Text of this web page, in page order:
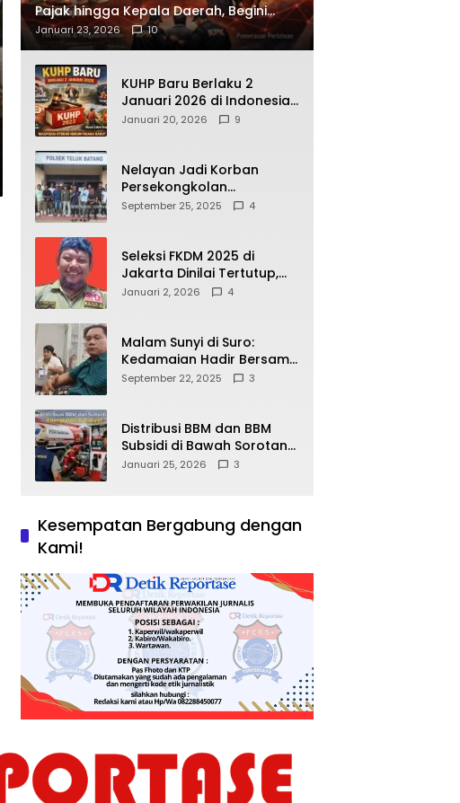
Pajak hingga Kepala Daerah, Begini
Wajah Korupsi yang Terbongkar
Januari 23, 2026 10
KUHP Baru Berlaku 2
Januari 2026 di Indonesia,
Apa Dampaknya bagi
Dipahami Publik
Januari 20, 2026 9
Nelayan Jadi Korban
Persekongkolan
Penyelewengan BBM
September 25, 2025 4
Seleksi FKDM 2025 di
Jakarta Dinilai Tertutup,
Transparansi
Januari 2, 2026 4
Malam Sunyi di Suro:
Kedamaian Hadir Bersama
Secangkir Kopi Hangat
September 22, 2025 3
Distribusi BBM dan BBM
Subsidi di Bawah Sorotan
Publik: Antara Kepentingan
Januari 25, 2026 3
Kesempatan Bergabung dengan
Kami!